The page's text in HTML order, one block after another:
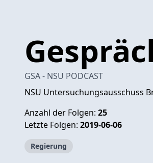
GSA - NSU PODCAST
NSU Untersuchungsausschuss
Anzahl der Folgen: 25
Letzte Folgen: 2019-06-06
Regierung